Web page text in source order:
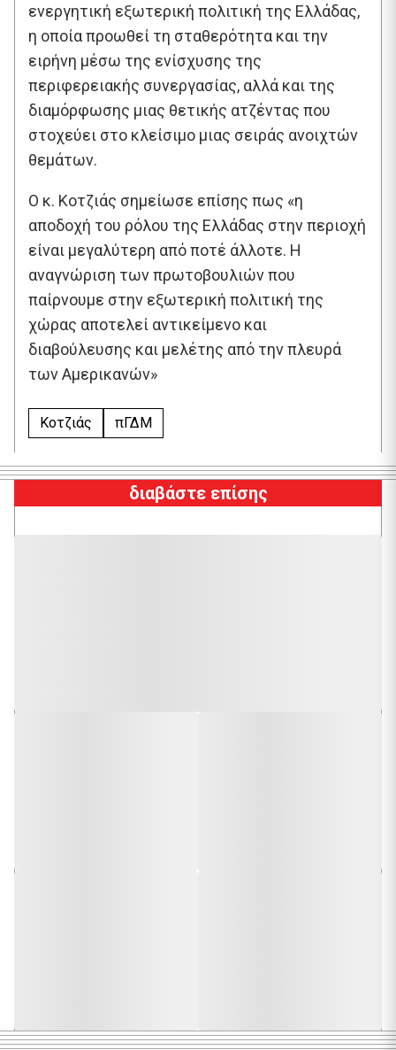
ενεργητική εξωτερική πολιτική της Ελλάδας,
η οποία προωθεί τη σταθερότητα και την
ειρήνη μέσω της ενίσχυσης της
περιφερειακής συνεργασίας, αλλά και της
διαμόρφωσης μιας θετικής ατζέντας που
στοχεύει στο κλείσιμο μιας σειράς ανοιχτών
θεμάτων.
Ο κ. Κοτζιάς σημείωσε επίσης πως «η
αποδοχή του ρόλου της Ελλάδας στην περιοχή
είναι μεγαλύτερη από ποτέ άλλοτε. Η
αναγνώριση των πρωτοβουλιών που
παίρνουμε στην εξωτερική πολιτική της
χώρας αποτελεί αντικείμενο και
διαβούλευσης και μελέτης από την πλευρά
των Αμερικανών»
Κοτζιάς πΓΔΜ
διαβάστε επίσης